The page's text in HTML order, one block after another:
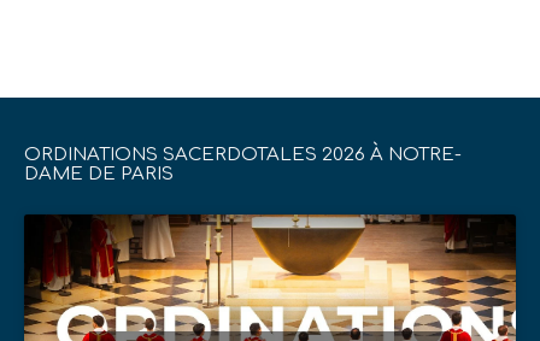
ORDINATIONS SACERDOTALES 2026 À NOTRE-
DAME DE PARIS